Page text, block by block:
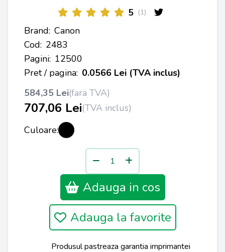
5 (1)
Brand: Canon
Cod: 2483
Pagini: 12500
Pret / pagina: 0.0566 Lei (TVA inclus)
584,35 Lei(fara TVA)
707,06 Lei(TVA inclus)
Culoare:
Adauga in cos
Adauga la favorite
Produsul pastreaza garantia imprimantei